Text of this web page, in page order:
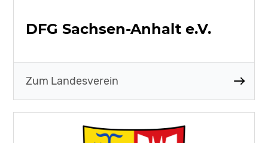
DFG Sachsen-Anhalt e.V.
Zum Landesverein